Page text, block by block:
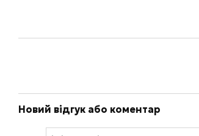
Новий відгук або коментар